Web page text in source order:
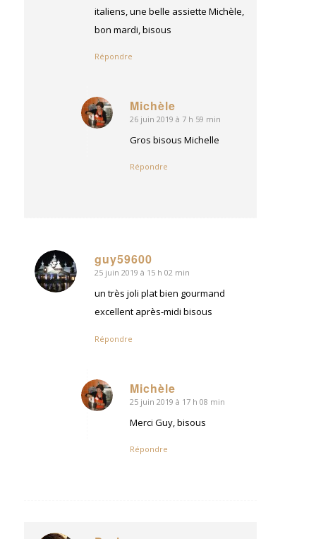
italiens, une belle assiette Michèle,
bon mardi, bisous
Répondre
Michèle
dit
26 juin 2019 à 7 h 59 min
Gros bisous Michelle
Répondre
guy59600
dit
:
25 juin 2019 à 15 h 02 min
un très joli plat bien gourmand
excellent après-midi bisous
Répondre
Michèle
dit
25 juin 2019 à 17 h 08 min
Merci Guy, bisous
Répondre